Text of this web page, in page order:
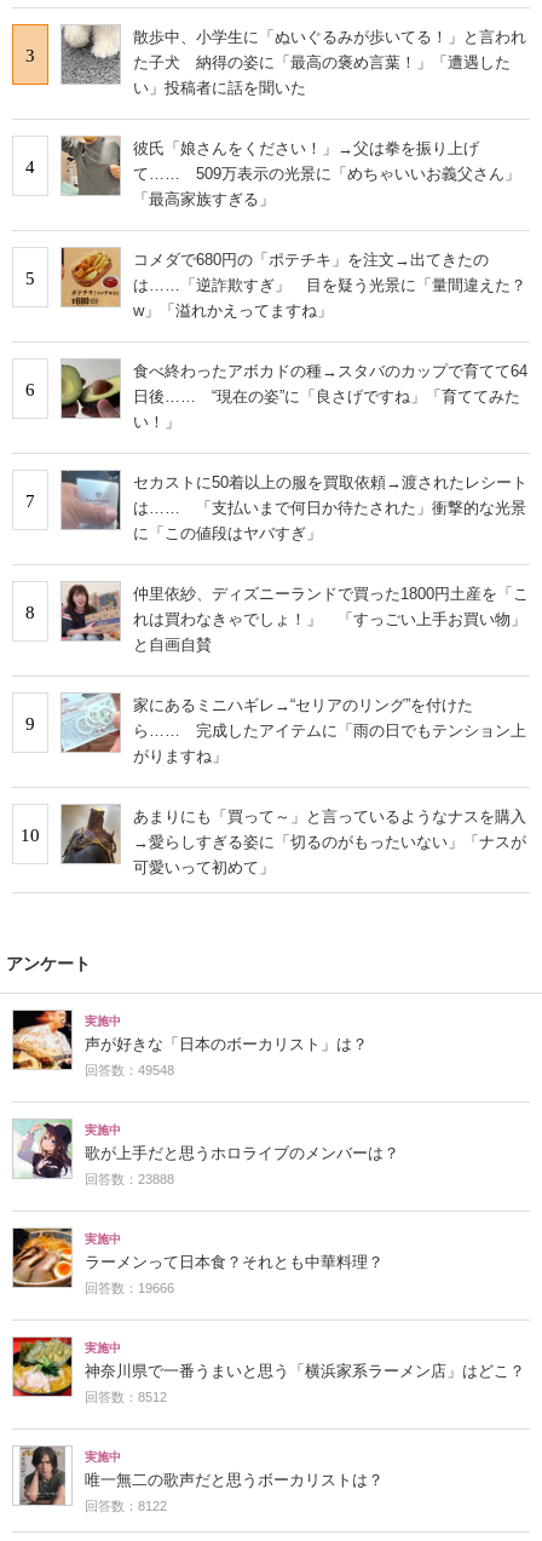
3
散歩中、小学生に「ぬいぐるみが歩いてる！」と言われ
た子犬 納得の姿に「最高の褒め言葉！」「遭遇した
い」投稿者に話を聞いた
4
彼氏「娘さんをください！」→父は拳を振り上げ
て…… 509万表示の光景に「めちゃいいお義父さん」
「最高家族すぎる」
5
コメダで680円の「ポテチキ」を注文→出てきたの
は……「逆詐欺すぎ」 目を疑う光景に「量間違えた？
w」「溢れかえってますね」
6
食べ終わったアボカドの種→スタバのカップで育てて64
日後…… “現在の姿”に「良さげですね」「育ててみた
い！」
7
セカストに50着以上の服を買取依頼→渡されたレシート
は…… 「支払いまで何日か待たされた」衝撃的な光景
に「この値段はヤバすぎ」
8
仲里依紗、ディズニーランドで買った1800円土産を「こ
れは買わなきゃでしょ！」 「すっごい上手お買い物」
と自画自賛
9
家にあるミニハギレ→“セリアのリング”を付けた
ら…… 完成したアイテムに「雨の日でもテンション上
がりますね」
10
あまりにも「買って～」と言っているようなナスを購入
→愛らしすぎる姿に「切るのがもったいない」「ナスが
可愛いって初めて」
アンケート
実施中
声が好きな「日本のボーカリスト」は？
回答数：49548
実施中
歌が上手だと思うホロライブのメンバーは？
回答数：23888
実施中
ラーメンって日本食？それとも中華料理？
回答数：19666
実施中
神奈川県で一番うまいと思う「横浜家系ラーメン店」はどこ？
回答数：8512
実施中
唯一無二の歌声だと思うボーカリストは？
回答数：8122